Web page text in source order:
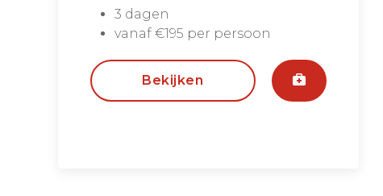
3 dagen
vanaf €195 per persoon
Bekijken